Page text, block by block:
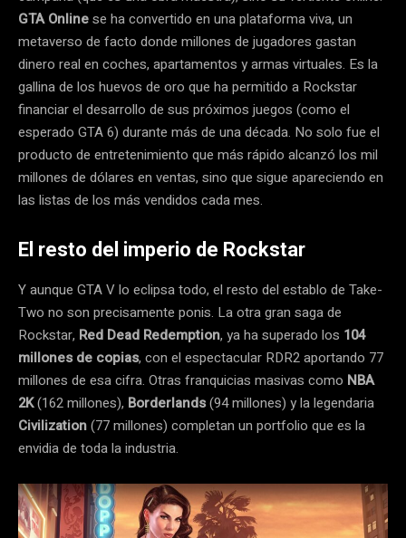
GTA Onlinese ha convertido en una plataforma viva, un
metaverso de facto donde millones de jugadores gastan
dinero real en coches, apartamentos y armas virtuales. Es la
gallina de los huevos de oro que ha permitido a Rockstar
financiar el desarrollo de sus próximos juegos (como el
esperado GTA 6) durante más de una década. No solo fue el
producto de entretenimiento que más rápido alcanzó los mil
millones de dólares en ventas, sino que sigue apareciendo en
las listas de los más vendidos cada mes.
El resto del imperio de Rockstar
Y aunque GTA V lo eclipsa todo, el resto del establo de Take-
Two no son precisamente ponis. La otra gran saga de
Rockstar, Red Dead Redemption, ya ha superado los 104
millones de copias, con el espectacular RDR2 aportando 77
millones de esa cifra. Otras franquicias masivas como NBA
2K(162 millones), Borderlands(94 millones) y la legendaria
Civilization(77 millones) completan un portfolio que es la
envidia de toda la industria.